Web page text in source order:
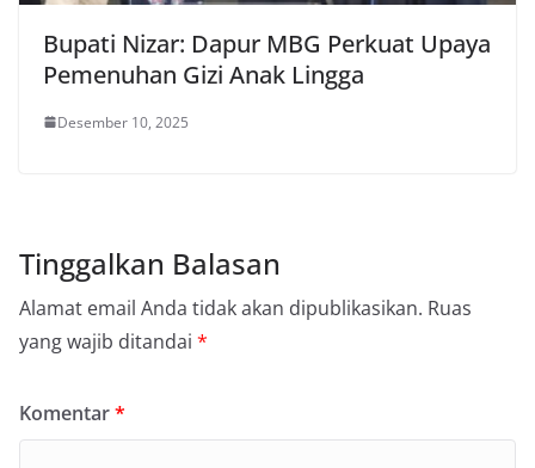
Bupati Nizar: Dapur MBG Perkuat Upaya
Pemenuhan Gizi Anak Lingga
Desember 10, 2025
Tinggalkan Balasan
Alamat email Anda tidak akan dipublikasikan. Ruas
yang wajib ditandai *
Komentar*